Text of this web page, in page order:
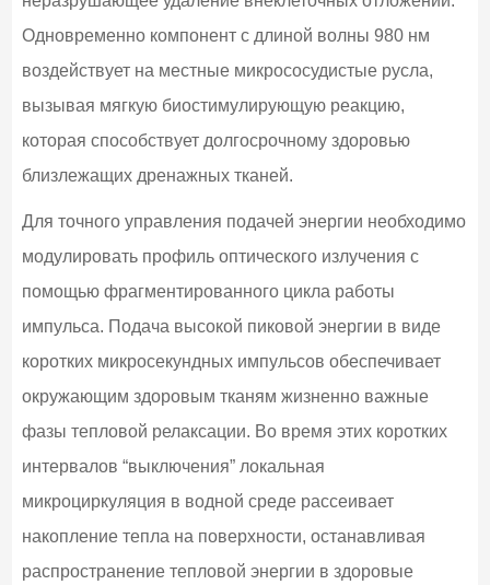
Одновременно компонент с длиной волны 980 нм
воздействует на местные микрососудистые русла,
вызывая мягкую биостимулирующую реакцию,
которая способствует долгосрочному здоровью
близлежащих дренажных тканей.
Для точного управления подачей энергии необходимо
модулировать профиль оптического излучения с
помощью фрагментированного цикла работы
импульса. Подача высокой пиковой энергии в виде
коротких микросекундных импульсов обеспечивает
окружающим здоровым тканям жизненно важные
фазы тепловой релаксации. Во время этих коротких
интервалов “выключения” локальная
микроциркуляция в водной среде рассеивает
накопление тепла на поверхности, останавливая
распространение тепловой энергии в здоровые